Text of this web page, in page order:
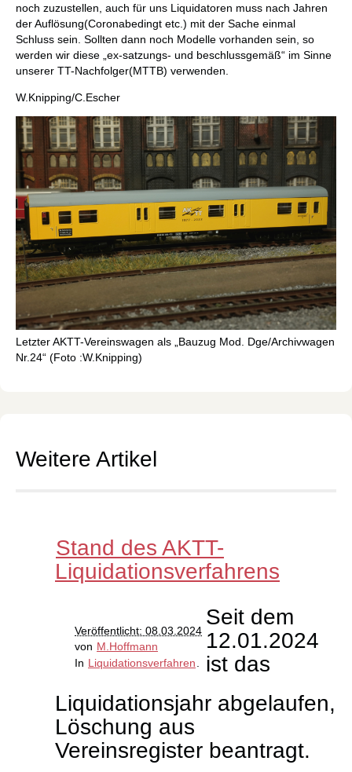
noch zuzustellen, auch für uns Liquidatoren muss nach Jahren
der Auflösung(Coronabedingt etc.) mit der Sache einmal
Schluss sein. Sollten dann noch Modelle vorhanden sein, so
werden wir diese „ex-satzungs- und beschlussgemäß“ im Sinne
unserer TT-Nachfolger(MTTB) verwenden.
W.Knipping/C.Escher
Letzter AKTT-Vereinswagen als „Bauzug Mod. Dge/Archivwagen
Nr.24“ (Foto :W.Knipping)
Weitere Artikel
Stand des AKTT-
Liquidationsverfahrens
Veröffentlicht: 08.03.2024
von M.Hoffmann
In Liquidationsverfahren
Seit dem
12.01.2024
ist das
Liquidationsjahr abgelaufen,
Löschung aus
Vereinsregister beantragt.